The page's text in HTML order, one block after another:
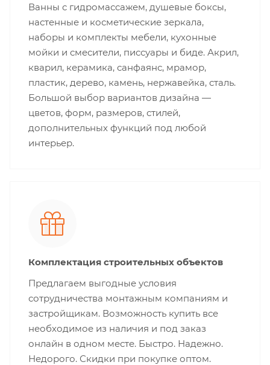
Ванны с гидромассажем, душевые боксы,
настенные и косметические зеркала,
наборы и комплекты мебели, кухонные
мойки и смесители, писсуары и биде. Акрил,
кварил, керамика, санфаянс, мрамор,
пластик, дерево, камень, нержавейка, сталь.
Большой выбор вариантов дизайна —
цветов, форм, размеров, стилей,
дополнительных функций под любой
интерьер.
Комплектация строительных объектов
Предлагаем выгодные условия
сотрудничества монтажным компаниям и
застройщикам. Возможность купить все
необходимое из наличия и под заказ
онлайн в одном месте. Быстро. Надежно.
Недорого. Скидки при покупке оптом.